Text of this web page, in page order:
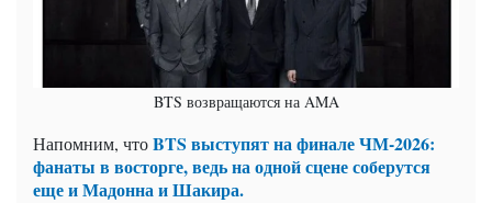
BTS возвращаются на AMA
Напомним, чтоBTS выступят на финале ЧМ-2026:
фанаты в восторге, ведь на одной сцене соберутся
еще и Мадонна и Шакира.